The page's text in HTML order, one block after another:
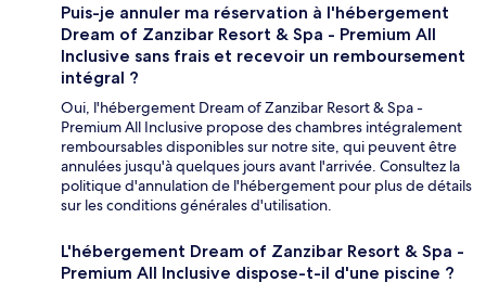
Puis-je annuler ma réservation à l'hébergement
Dream of Zanzibar Resort & Spa - Premium All
Inclusive sans frais et recevoir un remboursement
intégral ?
Oui, l'hébergement Dream of Zanzibar Resort & Spa -
Premium All Inclusive propose des chambres intégralement
remboursables disponibles sur notre site, qui peuvent être
annulées jusqu'à quelques jours avant l'arrivée. Consultez la
politique d'annulation de l'hébergement pour plus de détails
sur les conditions générales d'utilisation.
L'hébergement Dream of Zanzibar Resort & Spa -
Premium All Inclusive dispose-t-il d'une piscine ?